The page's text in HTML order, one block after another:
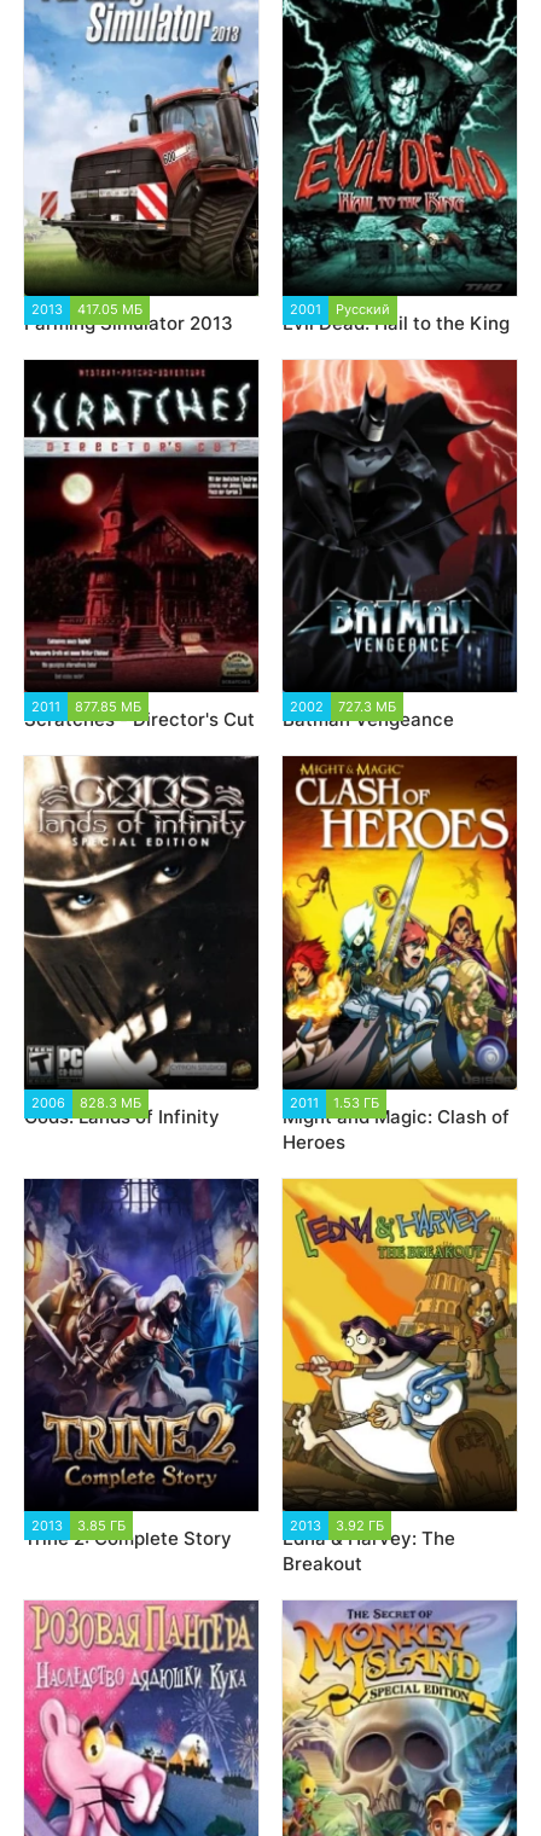
2013 417.05 МБ
Farming Simulator 2013
2001 Русский
Evil Dead: Hail to the King
2011 877.85 МБ
Scratches - Director's Cut
2002 727.3 МБ
Batman Vengeance
2006 828.3 МБ
Gods: Lands of Infinity
2011 1.53 ГБ
Might and Magic: Clash of
Heroes
2013 3.85 ГБ
Trine 2: Complete Story
2013 3.92 ГБ
Edna & Harvey: The
Breakout